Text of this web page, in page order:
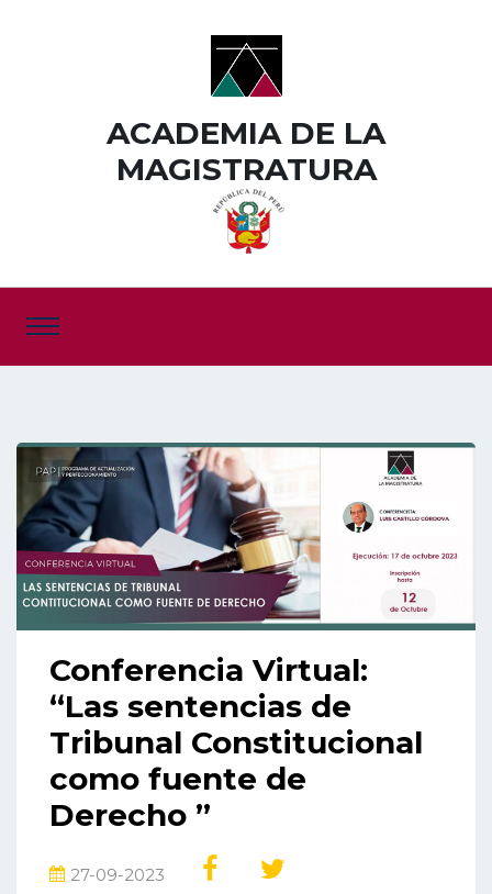
ACADEMIA DE LA
MAGISTRATURA
Conferencia Virtual:
“Las sentencias de
Tribunal Constitucional
como fuente de
Derecho ”
27-09-2023